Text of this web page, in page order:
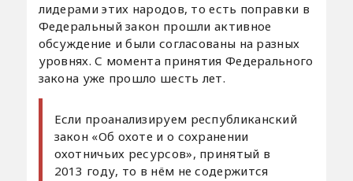
лидерами этих народов, то есть поправки в
Федеральный закон прошли активное
обсуждение и были согласованы на разных
уровнях. С момента принятия Федерального
закона уже прошло шесть лет.
Если проанализируем республиканский
закон «Об охоте и о сохранении
охотничьих ресурсов», принятый в
2013 году, то в нём не содержится